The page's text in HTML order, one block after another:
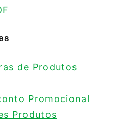
de Produtos
Promocional
Produtos